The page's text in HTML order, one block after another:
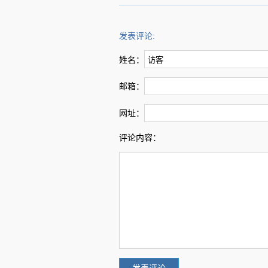
发表评论:
姓名：
邮箱：
网址：
评论内容：